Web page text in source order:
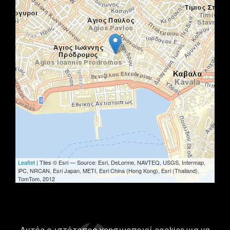
Leaflet | Tiles © Esri — Source: Esri, DeLorme, NAVTEQ, USGS, Intermap,
iPC, NRCAN, Esri Japan, METI, Esri China (Hong Kong), Esri (Thailand),
TomTom, 2012